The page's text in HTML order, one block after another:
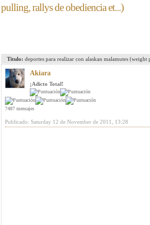
pulling, rallys de obediencia et...)
Titulo: deportes para realizar con alaskan malamutes
et...)
Akiara
¡Adicto Total!
7487 mensajes
Publicado: Saturday 12 de November de 2011, 13:28